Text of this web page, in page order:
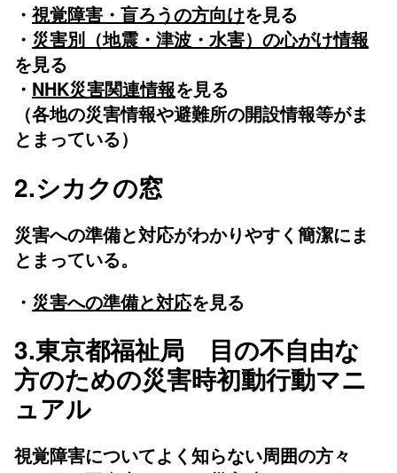
・ 視覚障害・盲ろうの方向けを見る
・ 災害別（地震・津波・水害）の心がけ情報
を見る
・ NHK災害関連情報を見る
（各地の災害情報や避難所の開設情報等がま
とまっている）
2.シカクの窓
災害への準備と対応がわかりやすく簡潔にま
とまっている。
・ 災害への準備と対応を見る
3.東京都福祉局 目の不自由な
方のための災害時初動行動マニ
ュアル
視覚障害についてよく知らない周囲の方々